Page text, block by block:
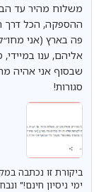
משלוח מהיר עד
ההספקה, הכל דרך
פה בארץ (אני
אליהם, ענו
שבסוף אני אהיה
סגורות!
ימי ניסיון חינם!"